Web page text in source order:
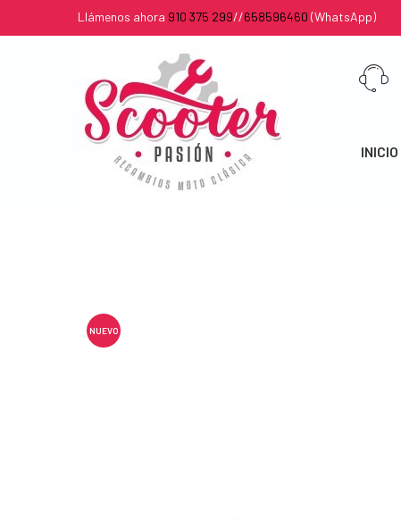
Llámenos ahora 910 375 299//658596460 (WhatsApp)
INICIO
NUEVO